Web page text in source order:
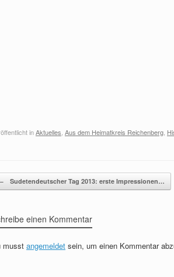
inAktuelles Aus dem Heimatkreis Reichenberg
Sudetendeutscher Tag 2013: erste Impressionen…
einen Kommentar
musst angemeldet sein, um einen Kommentar